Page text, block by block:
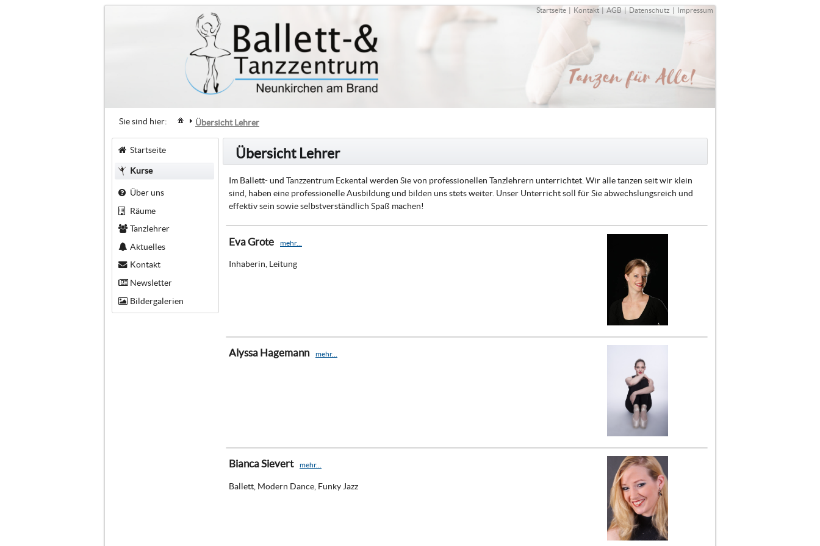
Startseite | Kontakt | AGB | Datenschutz | Impressum
Sie sind hier: Übersicht Lehrer
Startseite
Kurse
Über uns
Räume
Tanzlehrer
Aktuelles
Kontakt
Newsletter
Bildergalerien
Übersicht Lehrer
Im Ballett- und Tanzzentrum Eckental werden Sie von professionellen Tanzlehrern unterrichtet. Wir alle tanzen seit wir klein
sind, haben eine professionelle Ausbildung und bilden uns stets weiter. Unser Unterricht soll für Sie abwechslungsreich und
effektiv sein sowie selbstverständlich Spaß machen!
Eva Grote mehr...
Inhaberin, Leitung
Alyssa Hagemann mehr...
Bianca Sievert mehr...
Ballett, Modern Dance, Funky Jazz